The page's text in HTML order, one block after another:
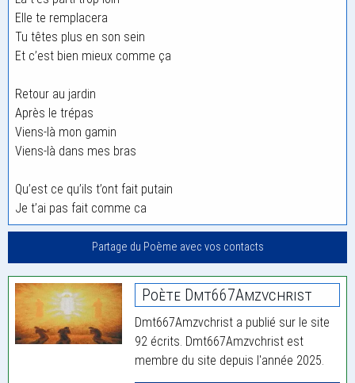
Elle te remplacera
Tu têtes plus en son sein
Et c’est bien mieux comme ça
Retour au jardin
Après le trépas
Viens-là mon gamin
Viens-là dans mes bras
Qu’est ce qu’ils t’ont fait putain
Je t’ai pas fait comme ca
Partage du Poème avec vos contacts
Poète Dmt667Amzvchrist
Dmt667Amzvchrist a publié sur le site
92 écrits. Dmt667Amzvchrist est
membre du site depuis l'année 2025.